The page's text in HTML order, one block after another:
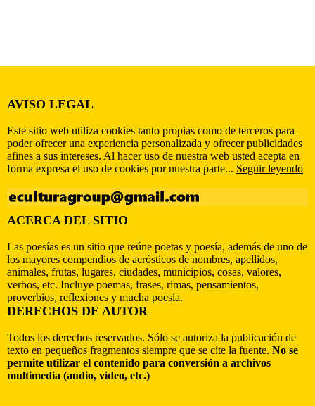
AVISO LEGAL
Este sitio web utiliza cookies tanto propias como de terceros para
poder ofrecer una experiencia personalizada y ofrecer publicidades
afines a sus intereses. Al hacer uso de nuestra web usted acepta en
forma expresa el uso de cookies por nuestra parte... Seguir leyendo
ACERCA DEL SITIO
Las poesías es un sitio que reúne poetas y poesía, además de uno de
los mayores compendios de acrósticos de nombres, apellidos,
animales, frutas, lugares, ciudades, municipios, cosas, valores,
verbos, etc. Incluye poemas, frases, rimas, pensamientos,
proverbios, reflexiones y mucha poesía.
DERECHOS DE AUTOR
Todos los derechos reservados. Sólo se autoriza la publicación de
texto en pequeños fragmentos siempre que se cite la fuente. No se
permite utilizar el contenido para conversión a archivos
multimedia (audio, video, etc.)